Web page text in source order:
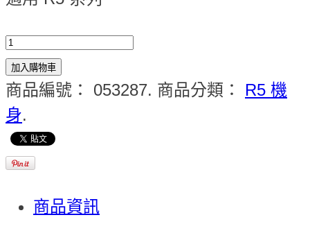
加入購物車
商品編號： 053287. 商品分類： R5 機
身.
商品資訊